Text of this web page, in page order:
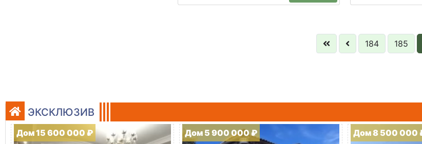
184 185
ЭКСКЛЮЗИВ
Дом 15 600 000 ₽ Дом 5 900 000 ₽ Дом 8 500 000